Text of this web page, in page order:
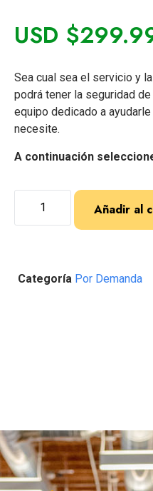
USD $
Sea cual sea el servicio y
podrá tener la seguridad
equipo dedicado a
necesite.
A continuación
Añadir al
Categoría Por Demanda